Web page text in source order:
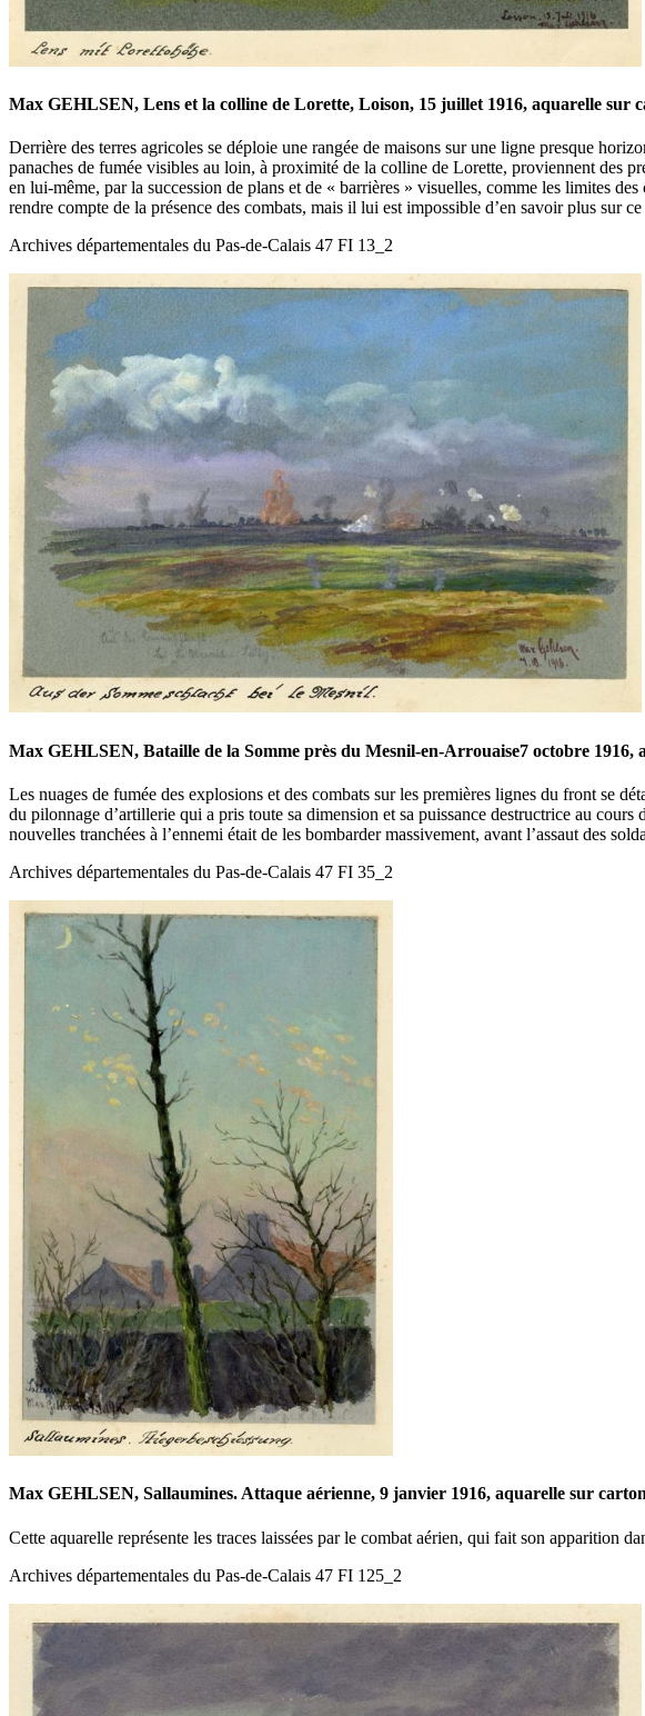
Max GEHLSEN, Lens et la colline de Lorette, Loison, 15 juillet 1916, aquarelle sur
Derrière des terres agricoles se déploie une rangée de maisons sur une ligne presque
panaches de fumée visibles au loin, à proximité de la colline de Lorette, proviennent des
en lui-même, par la succession de plans et de « barrières » visuelles, comme les limites
rendre compte de la présence des combats, mais il lui est impossible d’en savoir plus sur
Archives départementales du Pas-de-Calais 47 FI 13_2
Max GEHLSEN, Bataille de la Somme près du Mesnil-en-Arrouaise7 octobre 1916,
Les nuages de fumée des explosions et des combats sur les premières lignes du front se
du pilonnage d’artillerie qui a pris toute sa dimension et sa puissance destructrice au
nouvelles tranchées à l’ennemi était de les bombarder massivement, avant l’assaut des
Archives départementales du Pas-de-Calais 47 FI 35_2
Max GEHLSEN, Sallaumines. Attaque aérienne, 9 janvier 1916, aquarelle sur
Cette aquarelle représente les traces laissées par le combat aérien, qui fait son apparition
Archives départementales du Pas-de-Calais 47 FI 125_2